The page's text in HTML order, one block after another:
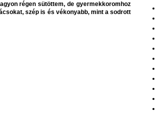
régen sütöttem, de gyermekkoromhoz
szép is és vékonyabb, mint a sodrott